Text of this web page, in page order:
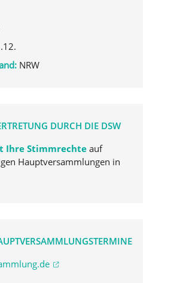
NRW
DURCH DIE DSW
Ihre Stimmrechte auf
Hauptversammlungen in